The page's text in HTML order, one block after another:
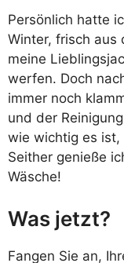
Persönlich hatte
Winter, frisch aus
meine
werfen. Doch
immer noch
und der
wie wichtig es ist,
Seither genieße
Wäsche!
Was jetzt?
Fangen Sie an,